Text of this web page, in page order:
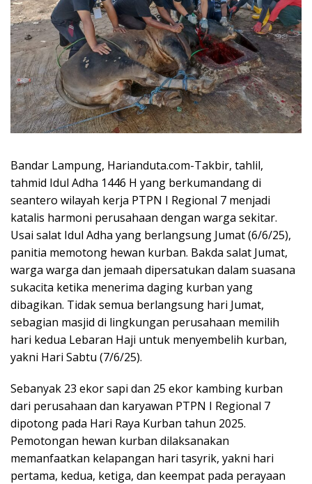
Bandar Lampung, Harianduta.com-Takbir, tahlil,
tahmid Idul Adha 1446 H yang berkumandang di
seantero wilayah kerja PTPN I Regional 7 menjadi
katalis harmoni perusahaan dengan warga sekitar.
Usai salat Idul Adha yang berlangsung Jumat (6/6/25),
panitia memotong hewan kurban. Bakda salat Jumat,
warga warga dan jemaah dipersatukan dalam suasana
sukacita ketika menerima daging kurban yang
dibagikan. Tidak semua berlangsung hari Jumat,
sebagian masjid di lingkungan perusahaan memilih
hari kedua Lebaran Haji untuk menyembelih kurban,
yakni Hari Sabtu (7/6/25).
Sebanyak 23 ekor sapi dan 25 ekor kambing kurban
dari perusahaan dan karyawan PTPN I Regional 7
dipotong pada Hari Raya Kurban tahun 2025.
Pemotongan hewan kurban dilaksanakan
memanfaatkan kelapangan hari tasyrik, yakni hari
pertama, kedua, ketiga, dan keempat pada perayaan